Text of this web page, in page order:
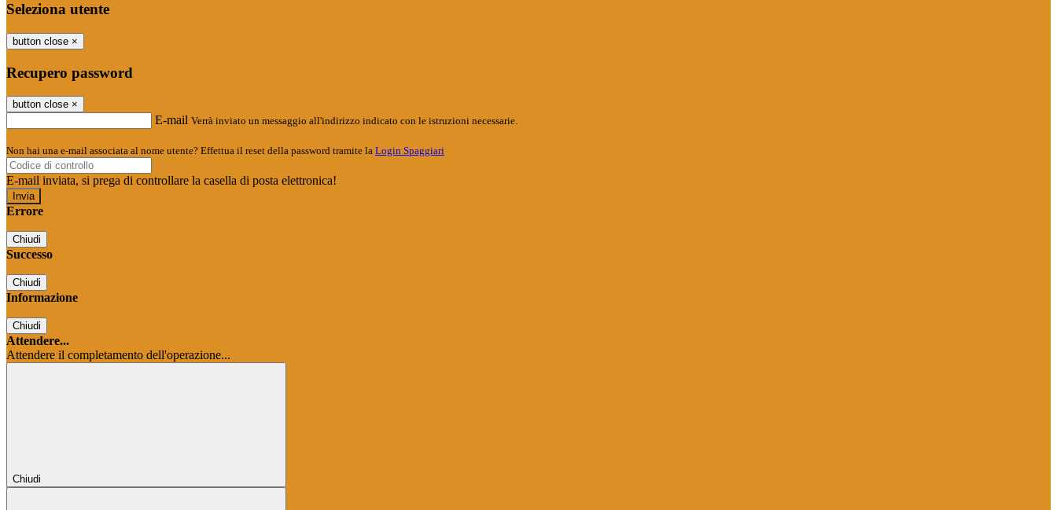
Seleziona utente
button close ×
Recupero password
button close ×
E-mail Verrà inviato un messaggio all'indirizzo indicato con le istruzioni necessarie.
Non hai una e-mail associata al nome utente? Effettua il reset della password tramite la Login Spaggiari
E-mail inviata, si prega di controllare la casella di posta elettronica!
Errore
Chiudi
Successo
Chiudi
Informazione
Chiudi
Attendere...
Attendere il completamento dell'operazione...
Chiudi